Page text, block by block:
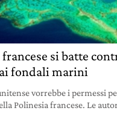
si batte
fondali marini
vorrebbe i permessi
Polinesia francese. Le